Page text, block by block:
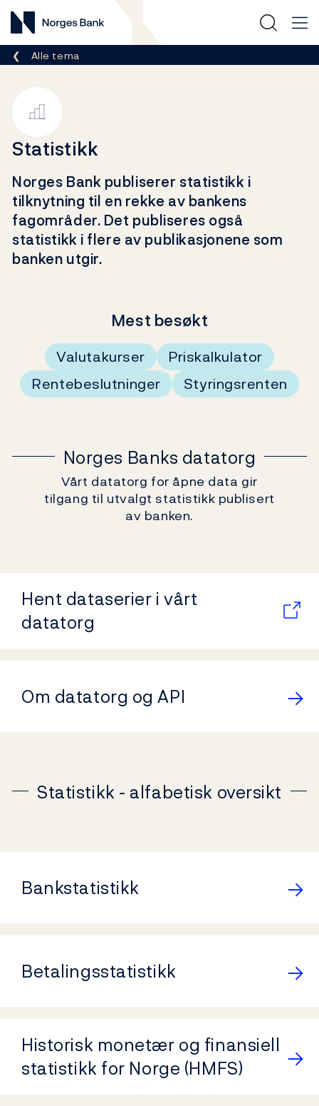
Norges Bank
Her er du nå:
Alle tema
Statistikk
Norges Bank publiserer statistikk i
tilknytning til en rekke av bankens
fagområder. Det publiseres også
statistikk i flere av publikasjonene som
banken utgir.
Mest besøkt
Valutakurser
Priskalkulator
Rentebeslutninger
Styringsrenten
Norges Banks datatorg
Vårt datatorg for åpne data gir
tilgang til utvalgt statistikk publisert
av banken.
Hent dataserier i vårt
datatorg
Om datatorg og API
Statistikk - alfabetisk oversikt
Bankstatistikk
Betalingsstatistikk
Historisk monetær og finansiell
statistikk for Norge (HMFS)